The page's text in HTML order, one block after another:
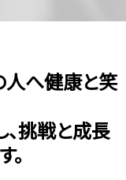
人へ健康と笑
挑戦と成長
。